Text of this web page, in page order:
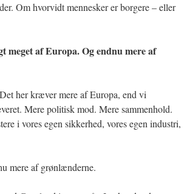
Om hvorvidt mennesker er borgere – eller
meget af Europa. Og endnu mere af
her kræver mere af Europa, end vi
Mere politisk mod. Mere sammenhold.
i vores egen sikkerhed, vores egen industri,
mere af grønlænderne.